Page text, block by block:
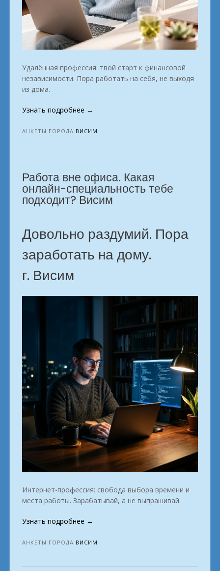
Удалённая профессия: твой старт к финансовой
независимости. Пора работать на себя, не выходя
из дома.
Узнать подробнее «Работа
ноутбуком:
без
город
Висим»
→
АНКЕТЫ ГОРОДА ВИСИМ
Работа вне офиса. Какая
онлайн-специальность тебе
подходит? Висим
Довольно раздумий. Пора
заработать на дому.
г. Висим
Интернет-профессия: свобода выбора времени и
места работы. Зарабатывай, а не выпрашивай.
Узнать подробнее «Работа
офиса.
онлайн-
→
АНКЕТЫ ГОРОДА ВИСИМ